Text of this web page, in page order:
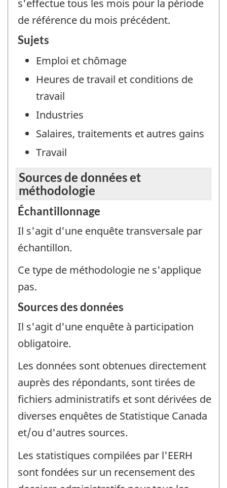
s'effectue tous les mois pour la période
de référence du mois précédent.
Sujets
Emploi et chômage
Heures de travail et conditions de
travail
Industries
Salaires, traitements et autres gains
Travail
Sources de données et
méthodologie
Échantillonnage
Il s'agit d'une enquête transversale par
échantillon.
Ce type de méthodologie ne s'applique
pas.
Sources des données
Il s'agit d'une enquête à participation
obligatoire.
Les données sont obtenues directement
auprès des répondants, sont tirées de
fichiers administratifs et sont dérivées de
diverses enquêtes de Statistique Canada
et/ou d'autres sources.
Les statistiques compilées par l'EERH
sont fondées sur un recensement des